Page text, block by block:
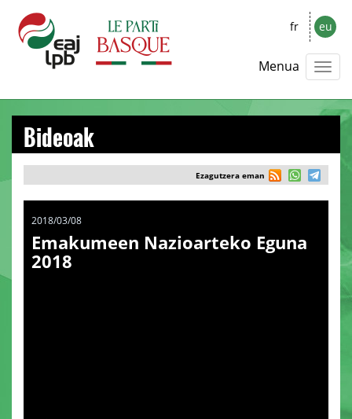
fr eu
Menua
Bideoak
Ezagutzera eman
2018/03/08
Emakumeen Nazioarteko Eguna
2018